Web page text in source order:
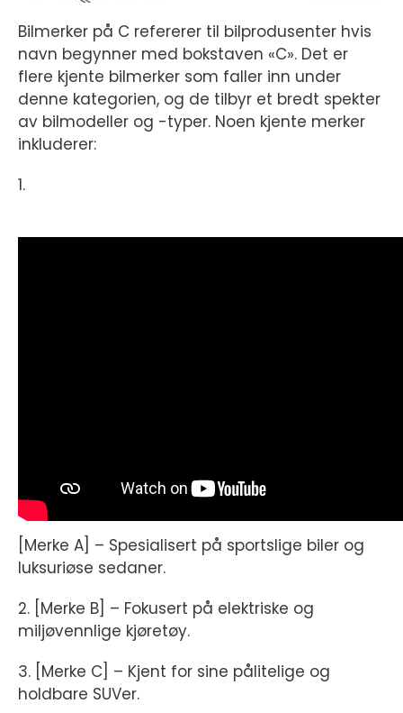
Bilmerker på C refererer til bilprodusenter hvis
navn begynner med bokstaven «C». Det er
flere kjente bilmerker som faller inn under
denne kategorien, og de tilbyr et bredt spekter
av bilmodeller og -typer. Noen kjente merker
inkluderer:
1.
[Merke A] – Spesialisert på sportslige biler og
luksuriøse sedaner.
2. [Merke B] – Fokusert på elektriske og
miljøvennlige kjøretøy.
3. [Merke C] – Kjent for sine pålitelige og
holdbare SUVer.